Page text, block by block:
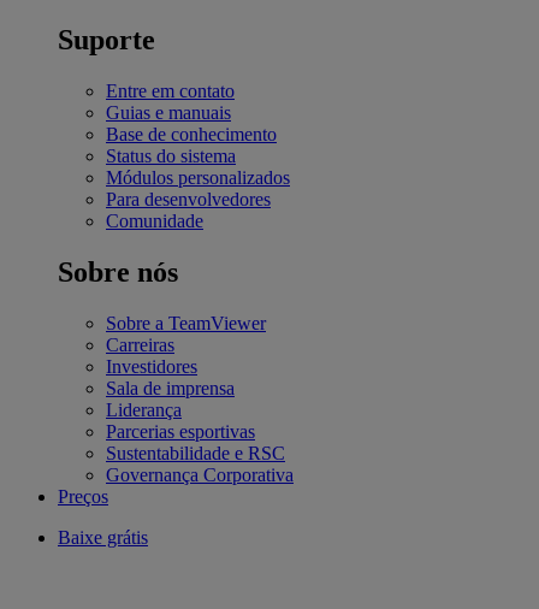
Suporte
Entre em contato
Guias e manuais
Base de conhecimento
Status do sistema
Módulos personalizados
Para desenvolvedores
Comunidade
Sobre nós
Sobre a TeamViewer
Carreiras
Investidores
Sala de imprensa
Liderança
Parcerias esportivas
Sustentabilidade e RSC
Governança Corporativa
Preços
Baixe grátis